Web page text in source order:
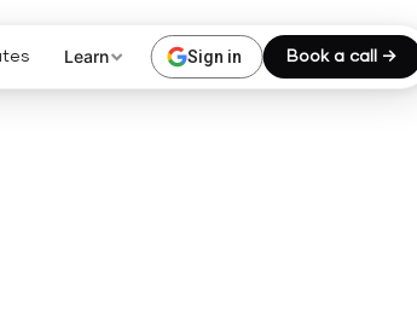
Learn Sign in Book a call →